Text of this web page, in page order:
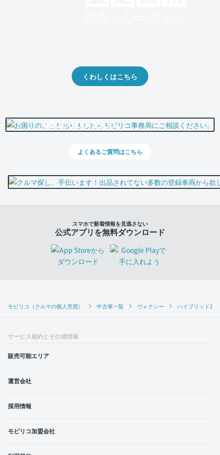
モビリコ（クルマの個人売買） 中古車一覧 ヴォクシー ハイブリッドZS
くわしくはこちら
0800-500-5500
よくあるご質問はこちら
スマホで新着情報を見逃さない
公式アプリを無料ダウンロード
サービス規約とその他情報
販売可能エリア
運営会社
採用情報
モビリコ加盟会社